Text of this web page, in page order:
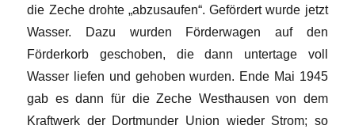
die Zeche drohte „abzusaufen“. Gefördert wurde jetzt
Wasser. Dazu wurden Förderwagen auf den
Förderkorb geschoben, die dann untertage voll
Wasser liefen und gehoben wurden. Ende Mai 1945
gab es dann für die Zeche Westhausen von dem
Kraftwerk der Dortmunder Union wieder Strom; so